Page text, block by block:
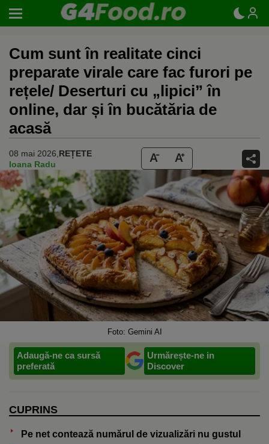
Cum sunt în realitate cinci
preparate virale care fac furori pe
rețele/ Deserturi cu „lipici” în
online, dar și în bucătăria de
acasă
08 mai 2026, REȚETE
Ioana Radu
Foto: Gemini AI
Adaugă-ne ca sursă
preferată
Urmărește-ne in
Discover
CUPRINS
Pe net contează numărul de vizualizări nu gustul